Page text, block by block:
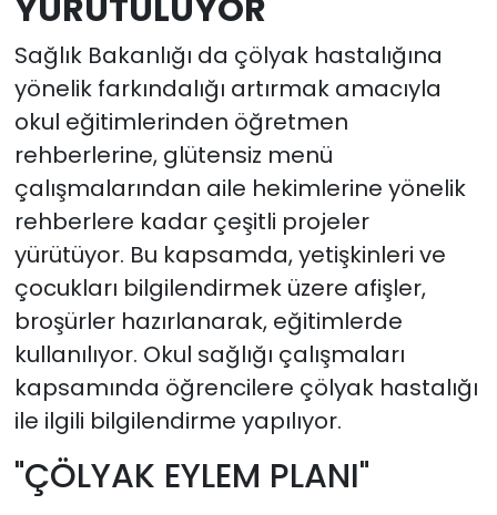
Sağlık Bakanlığı da çölyak hastalığına
yönelik farkındalığı artırmak amacıyla
okul eğitimlerinden öğretmen
rehberlerine, glütensiz menü
çalışmalarından aile hekimlerine yönelik
rehberlere kadar çeşitli projeler
yürütüyor. Bu kapsamda, yetişkinleri ve
çocukları bilgilendirmek üzere afişler,
broşürler hazırlanarak, eğitimlerde
kullanılıyor. Okul sağlığı çalışmaları
kapsamında öğrencilere çölyak hastalığı
ile ilgili bilgilendirme yapılıyor.
"ÇÖLYAK EYLEM PLANI"